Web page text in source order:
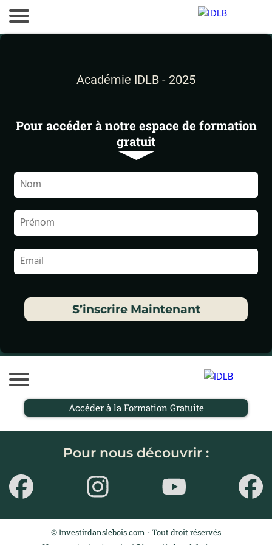
Académie IDLB - 2025
Pour accéder à notre espace de formation
gratuit
S’inscrire Maintenant
Accéder à la Formation Gratuite
Pour nous découvrir :
© Investirdanslebois.com - Tout droit réservés